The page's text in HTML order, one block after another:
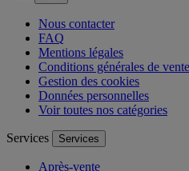
Aide
Nous contacter
FAQ
Mentions légales
Conditions générales de vente
Gestion des cookies
Données personnelles
Services